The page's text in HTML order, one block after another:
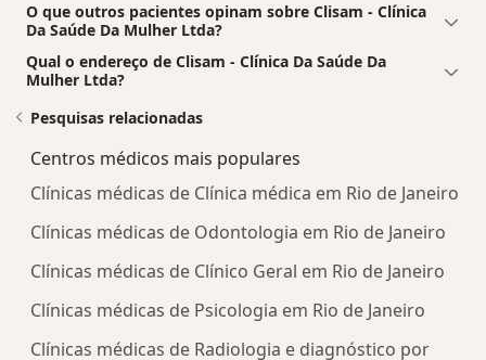
O que outros pacientes opinam sobre Clisam - Clínica
Da Saúde Da Mulher Ltda?
Qual o endereço de Clisam - Clínica Da Saúde Da
Mulher Ltda?
Pesquisas relacionadas
Centros médicos mais populares
Clínicas médicas de Clínica médica em Rio de Janeiro
Clínicas médicas de Odontologia em Rio de Janeiro
Clínicas médicas de Clínico Geral em Rio de Janeiro
Clínicas médicas de Psicologia em Rio de Janeiro
Clínicas médicas de Radiologia e diagnóstico por